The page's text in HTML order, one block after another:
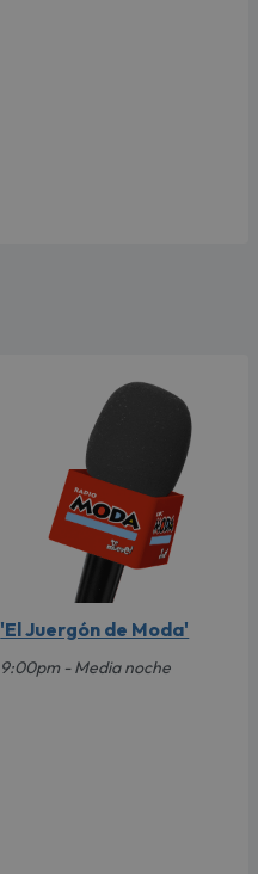
'El Juergón de Moda'
9:00pm - Media noche